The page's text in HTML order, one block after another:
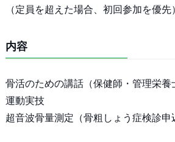
（定員を超えた場合、初回参加を優先
内容
骨活のための講話（保健師・管理栄養
運動実技
超音波骨量測定（骨粗しょう症検診申